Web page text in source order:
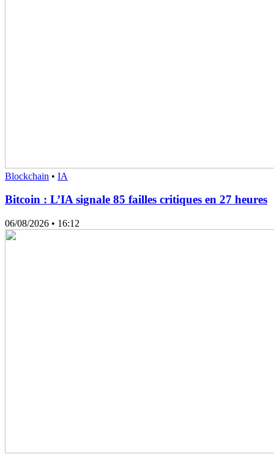
Blockchain • IA
Bitcoin : L’IA signale 85 failles critiques en 27 heures
06/08/2026 • 16:12